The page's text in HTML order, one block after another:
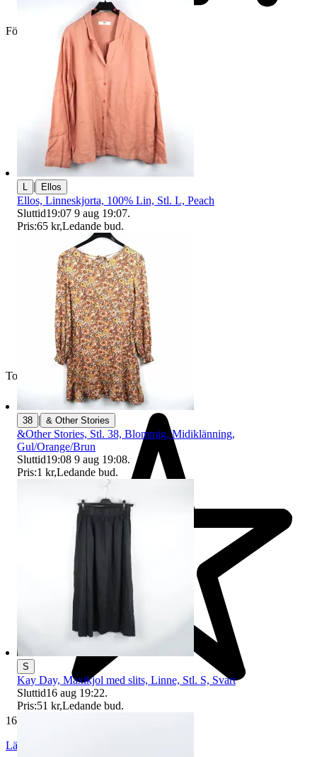
Företag
Toppsäljare
16 699 omdömen
Läs omdömen
L | Ellos
Ellos, Linneskjorta, 100% Lin, Stl. L, Peach
Sluttid19:07 9 aug 19:07.
Pris:65 kr,Ledande bud.
38 | & Other Stories
&Other Stories, Stl. 38, Blommig, Midiklänning,
Gul/Orange/Brun
Sluttid19:08 9 aug 19:08.
Pris:1 kr,Ledande bud.
S
Kay Day, Maxikjol med slits, Linne, Stl. S, Svart
Sluttid16 aug 19:22.
Pris:51 kr,Ledande bud.